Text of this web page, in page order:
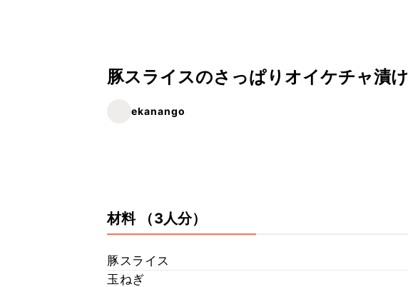
豚スライスのさっぱりオイケチャ漬け
ekanango
材料 （3人分）
豚スライス
玉ねぎ